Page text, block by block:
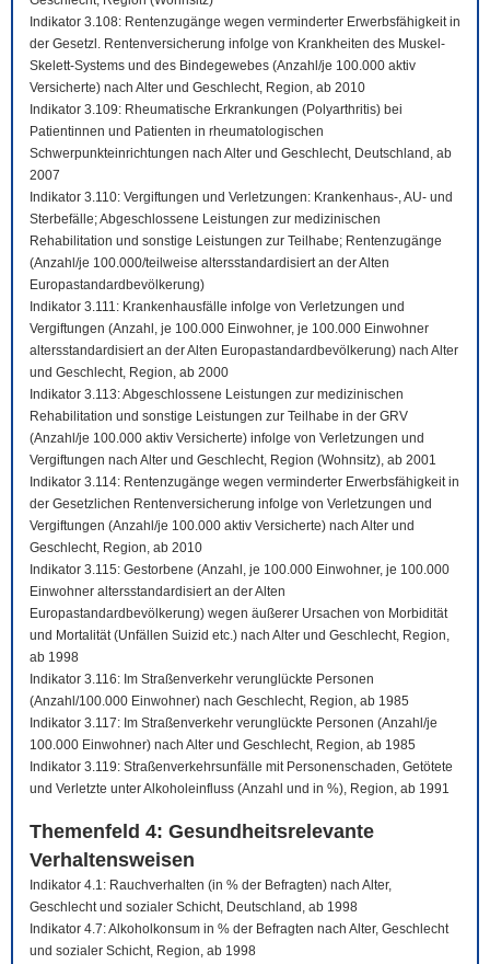
Indikator 3.108: Rentenzugänge wegen verminderter Erwerbsfähigkeit in
der Gesetzl. Rentenversicherung infolge von Krankheiten des Muskel-
Skelett-Systems und des Bindegewebes (Anzahl/je 100.000 aktiv
Versicherte) nach Alter und Geschlecht, Region, ab 2010
Indikator 3.109: Rheumatische Erkrankungen (Polyarthritis) bei
Patientinnen und Patienten in rheumatologischen
Schwerpunkteinrichtungen nach Alter und Geschlecht, Deutschland, ab
2007
Indikator 3.110: Vergiftungen und Verletzungen: Krankenhaus-, AU- und
Sterbefälle; Abgeschlossene Leistungen zur medizinischen
Rehabilitation und sonstige Leistungen zur Teilhabe; Rentenzugänge
(Anzahl/je 100.000/teilweise altersstandardisiert an der Alten
Europastandardbevölkerung)
Indikator 3.111: Krankenhausfälle infolge von Verletzungen und
Vergiftungen (Anzahl, je 100.000 Einwohner, je 100.000 Einwohner
altersstandardisiert an der Alten Europastandardbevölkerung) nach Alter
und Geschlecht, Region, ab 2000
Indikator 3.113: Abgeschlossene Leistungen zur medizinischen
Rehabilitation und sonstige Leistungen zur Teilhabe in der GRV
(Anzahl/je 100.000 aktiv Versicherte) infolge von Verletzungen und
Vergiftungen nach Alter und Geschlecht, Region (Wohnsitz), ab 2001
Indikator 3.114: Rentenzugänge wegen verminderter Erwerbsfähigkeit in
der Gesetzlichen Rentenversicherung infolge von Verletzungen und
Vergiftungen (Anzahl/je 100.000 aktiv Versicherte) nach Alter und
Geschlecht, Region, ab 2010
Indikator 3.115: Gestorbene (Anzahl, je 100.000 Einwohner, je 100.000
Einwohner altersstandardisiert an der Alten
Europastandardbevölkerung) wegen äußerer Ursachen von Morbidität
und Mortalität (Unfällen Suizid etc.) nach Alter und Geschlecht, Region,
ab 1998
Indikator 3.116: Im Straßenverkehr verunglückte Personen
(Anzahl/100.000 Einwohner) nach Geschlecht, Region, ab 1985
Indikator 3.117: Im Straßenverkehr verunglückte Personen (Anzahl/je
100.000 Einwohner) nach Alter und Geschlecht, Region, ab 1985
Indikator 3.119: Straßenverkehrsunfälle mit Personenschaden, Getötete
und Verletzte unter Alkoholeinfluss (Anzahl und in %), Region, ab 1991
Themenfeld 4: Gesundheitsrelevante
Verhaltensweisen
Indikator 4.1: Rauchverhalten (in % der Befragten) nach Alter,
Geschlecht und sozialer Schicht, Deutschland, ab 1998
Indikator 4.7: Alkoholkonsum in % der Befragten nach Alter, Geschlecht
und sozialer Schicht, Region, ab 1998